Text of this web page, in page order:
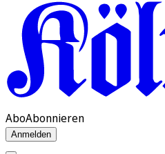
AboAbonnieren
Anmelden